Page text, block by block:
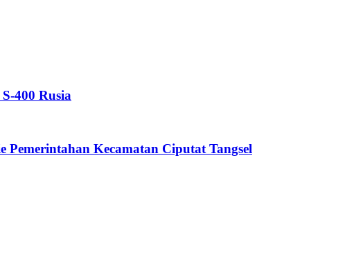
400 Rusia
Kecamatan Ciputat Tangsel